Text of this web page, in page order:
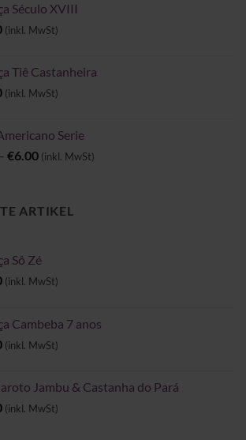
Século XVIII
(inkl. MwSt)
Tiê Castanheira
(inkl. MwSt)
Serie
€6.00 (inkl. MwSt)
ARTIKEL
Sô Zé
(inkl. MwSt)
Cambeba 7 anos
(inkl. MwSt)
Jambu & Castanha do Pará
(inkl. MwSt)